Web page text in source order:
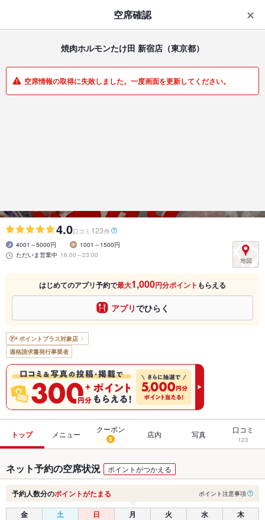
はじめてのアプリ予約で最大1,000円分ポイントもらえる
ダウンロード アプリで開く
一覧 マイメニュー
4.0口コミ 123件
4001～5000円
1001～1500円
ただいま営業中 16:00～23:00
はじめてのアプリ予約で最大1,000円分ポイント もらえる
アプリでひらく
ポイントプラス対象店
適格請求書発行事業者
トップ メニュー
クーポン
5 店内 写真 口コミ
123
ネット予約の空席状況 ポイントがつかえる
予約人数分のポイントがたまる ポイント注意事項
金 土 日 月 火 水 木
空席確認
焼肉ホルモンたけ田 新宿店 （東京都）
空席情報の取得に失敗しました。一度画面を更新してください。